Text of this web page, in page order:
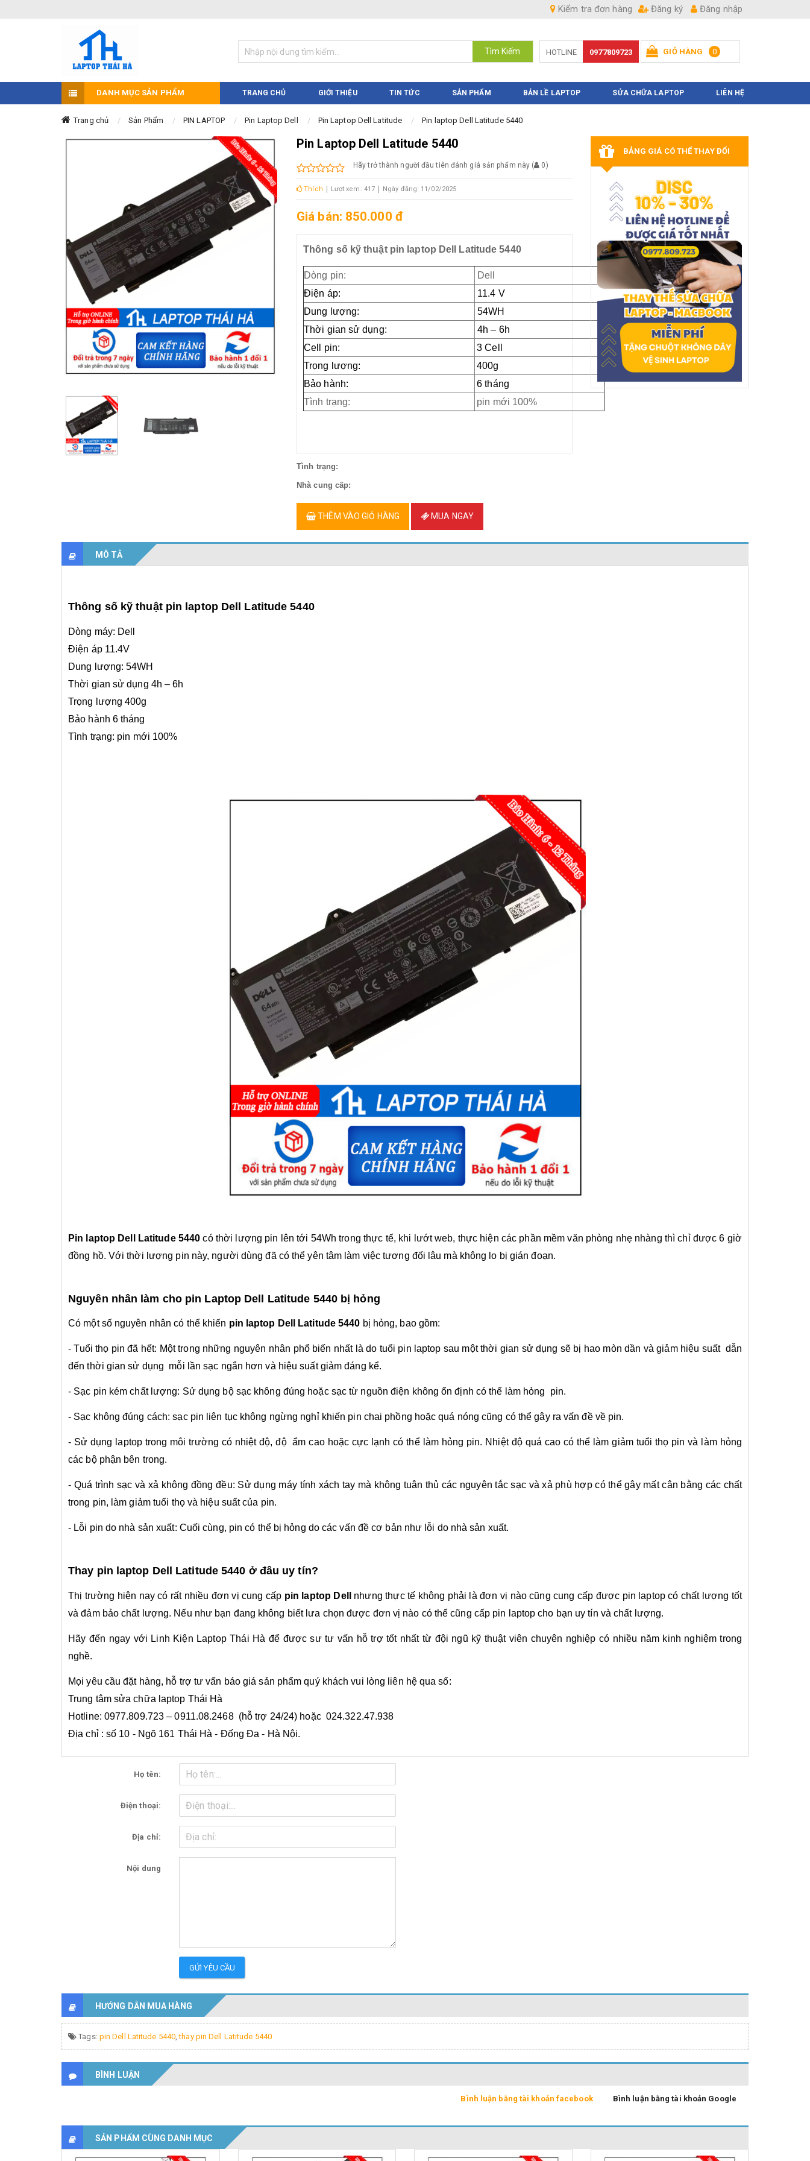
Đăng ký Đăng nhập
Kiểm tra đơn hàng
Tìm Kiếm HOTLINE 0977809723 GIỎ HÀNG 0
DANH MỤC SẢN PHẨM TRANG CHỦ GIỚI THIỆU TIN TỨC SẢN PHẨM BẢN LỀ LAPTOP SỬA CHỮA LAPTOP LIÊN HỆ
Trang chủ Sản Phẩm PIN LAPTOP Pin Laptop Dell Pin Laptop Dell Latitude Pin laptop Dell Latitude 5440
Pin Laptop Dell Latitude 5440
Hãy trở thành người đầu tiên đánh giá sản phẩm này ( 0)
Thích Lượt xem: 417 Ngày đăng: 11/02/2025
Giá bán: 850.000 đ
Thông số kỹ thuật pin laptop Dell Latitude 5440
Dòng pin:
Dell
Điện áp:
11.4 V
Dung lượng:
54WH
Thời gian sử dụng:
4h – 6h
Cell pin:
3 Cell
Trọng lượng:
400g
Bảo hành:
6 tháng
Tình trạng:
pin mới 100%
Tình trạng:
Nhà cung cấp:
THÊM VÀO GIỎ HÀNG MUA NGAY
BẢNG GIÁ CÓ THỂ THAY ĐỔI
MÔ TẢ
Thông số kỹ thuật pin laptop Dell Latitude 5440
Dòng máy: Dell
Điện áp 11.4V
Dung lượng: 54WH
Thời gian sử dụng 4h – 6h
Trọng lượng 400g
Bảo hành 6 tháng
Tình trạng: pin mới 100%
Pin laptop Dell Latitude 5440có thời lượng pin lên tới 54Wh trong thực tế, khi lướt web, thực hiện các phần mềm văn phòng nhẹ nhàng thì chỉ được 6 giờ
đồng hồ. Với thời lượng pin này, người dùng đã có thể yên tâm làm việc tương đối lâu mà không lo bị gián đoạn.
Nguyên nhân làm cho pin Laptop Dell Latitude 5440 bị hỏng
Có một số nguyên nhân có thể khiến pin laptop Dell Latitude 5440 bị hỏng, bao gồm:
- Tuổi thọ pin đã hết: Một trong những nguyên nhân phổ biến nhất là do tuổi pin laptop sau một thời gian sử dụng sẽ bị hao mòn dần và giảm hiệu suất dẫn
đến thời gian sử dụng mỗi lần sạc ngắn hơn và hiệu suất giảm đáng kể.
- Sạc pin kém chất lượng: Sử dụng bộ sạc không đúng hoặc sạc từ nguồn điện không ổn định có thể làm hỏng pin.
- Sạc không đúng cách: sạc pin liên tục không ngừng nghỉ khiến pin chai phồng hoặc quá nóng cũng có thể gây ra vấn đề về pin.
- Sử dụng laptop trong môi trường có nhiệt độ, độ ẩm cao hoặc cực lạnh có thể làm hỏng pin. Nhiệt độ quá cao có thể làm giảm tuổi thọ pin và làm hỏng
các bộ phận bên trong.
- Quá trình sạc và xả không đồng đều: Sử dụng máy tính xách tay mà không tuân thủ các nguyên tắc sạc và xả phù hợp có thể gây mất cân bằng các chất
trong pin, làm giảm tuổi thọ và hiệu suất của pin.
- Lỗi pin do nhà sản xuất: Cuối cùng, pin có thể bị hỏng do các vấn đề cơ bản như lỗi do nhà sản xuất.
Thay pin laptop Dell Latitude 5440 ở đâu uy tín?
Thị trường hiện nay có rất nhiều đơn vị cung cấp pin laptop Dell
nhưng thực tế không phải là đơn vị nào cũng cung cấp được pin laptop có chất lượng tốt
và đảm bảo chất lượng. Nếu như bạn đang không biết lưa chọn được đơn vị nào có thể cũng cấp pin laptop cho bạn uy tín và chất lượng.
Hãy đến ngay với Linh Kiện Laptop Thái Hà để được sư tư vấn hỗ trợ tốt nhất từ đội ngũ kỹ thuật viên chuyên nghiệp có nhiều năm kinh nghiệm trong
nghề.
Mọi yêu cầu đặt hàng, hỗ trợ tư vấn báo giá sản phẩm quý khách vui lòng liên hệ qua số:
Trung tâm sửa chữa laptop Thái Hà
Hotline: 0977.809.723 – 0911.08.2468 (hỗ trợ 24/24) hoặc 024.322.47.938
Địa chỉ : số 10 - Ngõ 161 Thái Hà - Đống Đa - Hà Nội.
Họ tên:
Điện thoại:
Địa chỉ:
Nội dung
GỬI YÊU CẦU
HƯỚNG DẪN MUA HÀNG
Tags: pin Dell Latitude 5440 ,thay pin Dell Latitude 5440
BÌNH LUẬN
Bình luận bằng tài khoản facebook Bình luận bằng tài khoản Google
SẢN PHẨM CÙNG DANH MỤC